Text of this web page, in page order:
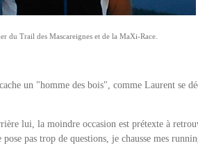
du Trail des Mascareignes et de la MaXi-Race.
un "homme des bois", comme Laurent se
lui, la moindre occasion est prétexte à
pas trop de questions, je chausse mes